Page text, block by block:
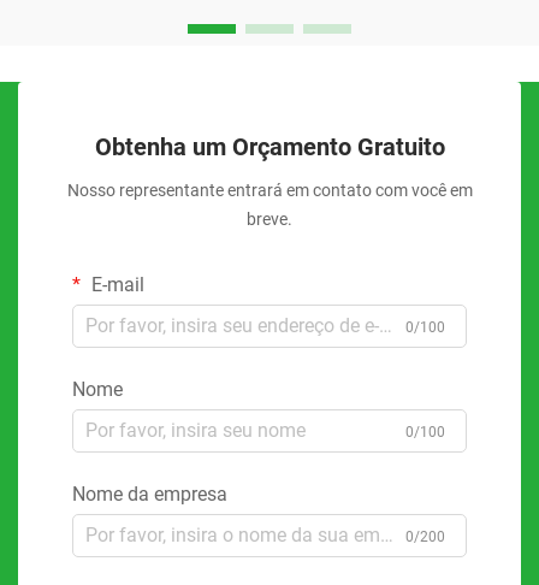
Obtenha um Orçamento Gratuito
Nosso representante entrará em contato com você em
breve.
E-mail
0/100
Nome
0/100
Nome da empresa
0/200